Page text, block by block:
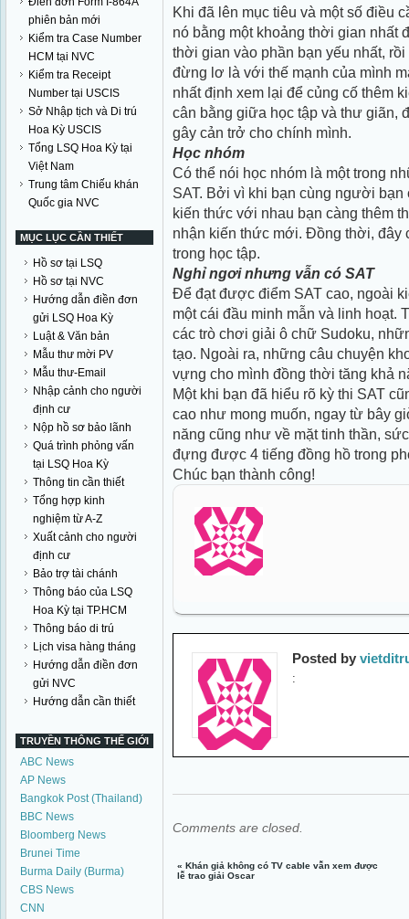
phiên bản mới
Kiểm tra Case Number
HCM tại NVC
Kiểm tra Receipt
Number tại USCIS
Sở Nhập tịch và Di trú
Hoa Kỳ USCIS
Tổng LSQ Hoa Kỳ tại
Việt Nam
Trung tâm Chiếu khán
Quốc gia NVC
MỤC LỤC CẦN THIẾT
Hồ sơ tại LSQ
Hồ sơ tại NVC
Hướng dẫn điền đơn
gửi LSQ Hoa Kỳ
Luật & Văn bản
Mẫu thư mời PV
Mẫu thư-Email
Nhập cảnh cho người
định cư
Nộp hồ sơ bảo lãnh
Quá trình phỏng vấn
tại LSQ Hoa Kỳ
Thông tin cần thiết
Tổng hợp kinh
nghiệm từ A-Z
Xuất cảnh cho người
định cư
Bảo trợ tài chánh
Thông báo của LSQ
Hoa Kỳ tại TP.HCM
Thông báo di trú
Lịch visa hàng tháng
Hướng dẫn điền đơn
gửi NVC
Hướng dẫn cần thiết
TRUYỀN THÔNG THẾ GIỚI
ABC News
AP News
Bangkok Post (Thailand)
BBC News
Bloomberg News
Brunei Time
Burma Daily (Burma)
CBS News
CNN
Khi đã lên mục tiêu và một số điều
nó bằng một khoảng thời gian nhất
thời gian vào phần bạn yếu nhất,
đừng lơ là với thế mạnh của mình
nhất định xem lại để củng cố thêm
cân bằng giữa học tập và thư giãn,
gây cản trở cho chính mình.
Học nhóm
Có thể nói học nhóm là một trong
SAT. Bởi vì khi bạn cùng người
kiến thức với nhau bạn càng thêm
nhận kiến thức mới. Đồng thời, đây
trong học tập.
Nghỉ ngơi nhưng vẫn có SAT
Để đạt được điểm SAT cao, ngoài
một cái đầu minh mẫn và linh hoạt.
các trò chơi giải ô chữ Sudoku,
tạo. Ngoài ra, những câu chuyện
vựng cho mình đồng thời tăng khả
Một khi bạn đã hiểu rõ kỳ thi SAT
cao như mong muốn, ngay từ bây
năng cũng như về mặt tinh thần,
đựng được 4 tiếng đồng hồ trong
Chúc bạn thành công!
Posted by
:
Comments are closed.
«Khán giả không có TV cable vẫn xem được
lễ trao giải Oscar